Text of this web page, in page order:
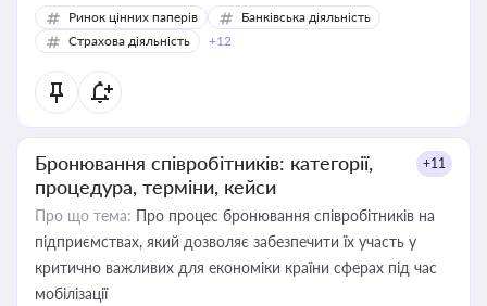
Ринок цінних паперів
Банківська діяльність
Страхова діяльність
+12
Бронювання співробітників: категорії,
процедура, терміни, кейси
+11
Про що тема: Про процес бронювання співробітників на
підприємствах, який дозволяє забезпечити їх участь у
критично важливих для економіки країни сферах під час
мобілізації